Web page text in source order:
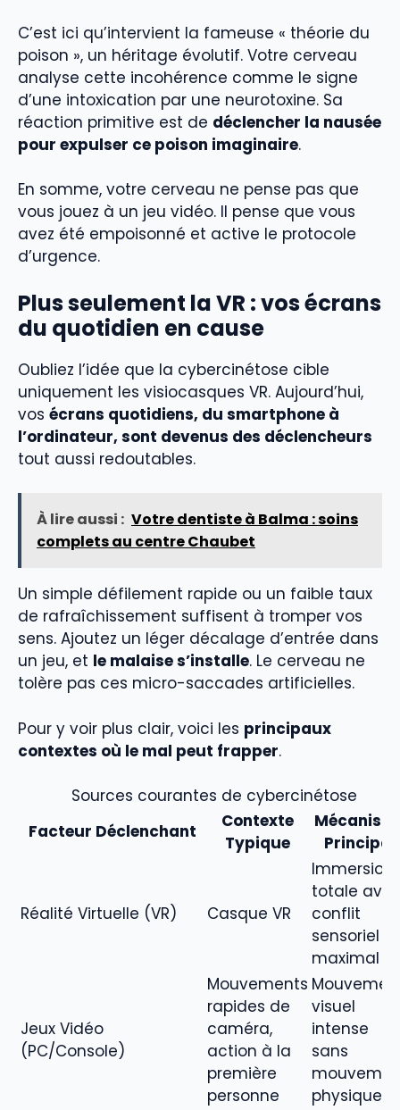
C’est ici qu’intervient la fameuse « théorie du
poison », un héritage évolutif. Votre cerveau
analyse cette incohérence comme le signe
d’une intoxication par une neurotoxine. Sa
réaction primitive est de déclencher la nausée
pour expulser ce poison imaginaire.
En somme, votre cerveau ne pense pas que
vous jouez à un jeu vidéo. Il pense que vous
avez été empoisonné et active le protocole
d’urgence.
Plus seulement la VR : vos écrans
du quotidien en cause
Oubliez l’idée que la cybercinétose cible
uniquement les visiocasques VR. Aujourd’hui,
vos écrans quotidiens, du smartphone à
l’ordinateur, sont devenus des déclencheurs
tout aussi redoutables.
À lire aussi : Votre dentiste à Balma : soins
complets au centre Chaubet
Un simple défilement rapide ou un faible taux
de rafraîchissement suffisent à tromper vos
sens. Ajoutez un léger décalage d’entrée dans
un jeu, et le malaise s’installe. Le cerveau ne
tolère pas ces micro-saccades artificielles.
Pour y voir plus clair, voici les principaux
contextes où le mal peut frapper.
Sources courantes de cybercinétose
Facteur Déclenchant
Contexte
Typique
Principal
Réalité Virtuelle (VR) Casque VR
Immersion
totale
conflit
sensoriel
maximal
Jeux Vidéo
(PC/Console)
Mouvements
rapides de
caméra,
action à la
première
personne
visuel
intense
sans
physique